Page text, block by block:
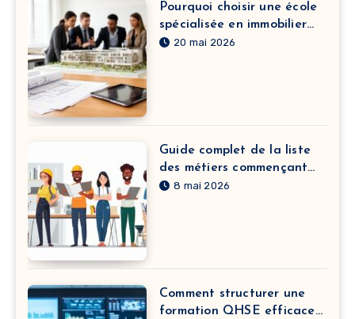
Pourquoi choisir une école
spécialisée en immobilier
pour booster votre carrière
20 mai 2026
Guide complet de la liste
des métiers commençant
par A : de l’agriculteur à
8 mai 2026
Comment structurer une
formation QHSE efficace